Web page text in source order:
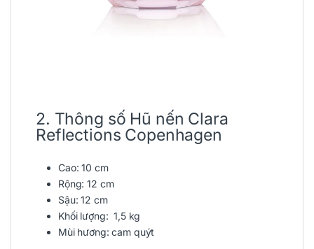
2. Thông số Hũ nến Clara
Reflections Copenhagen
Cao: 10 cm
Rộng: 12 cm
Sậu: 12 cm
Khối lượng: 1,5 kg
Mùi hương: cam quýt